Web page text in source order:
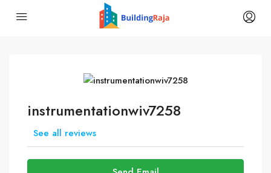
instrumentationwiv7258
See all reviews